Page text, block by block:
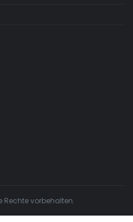
Rechte vorbehalten.